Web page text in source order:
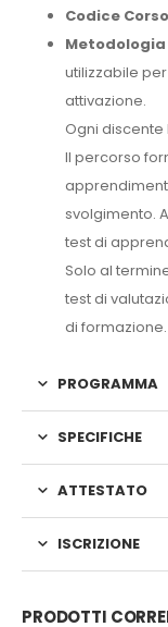
Codice Corso
utilizzabile
attivazione.
Ogni
Il percorso
svolgimento.
test di
Solo al
test di
di formazione.
PROGRAMMA
SPECIFICHE
ATTESTATO
ISCRIZIONE
PRODOTTI